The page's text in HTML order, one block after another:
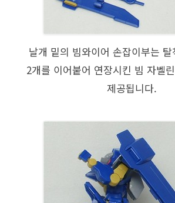
날개 밑의 빔와이어 손잡이부는
2개를 이어붙어 연장시킨 빔 자벨
제공됩니다.